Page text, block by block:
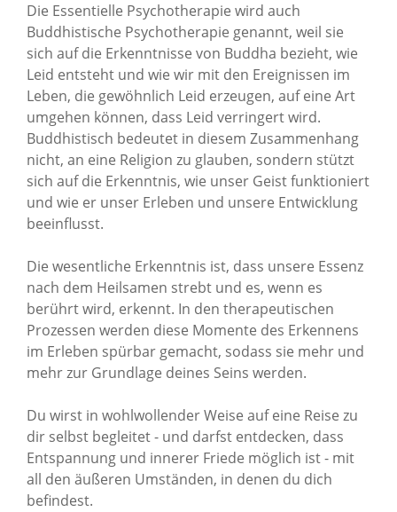
Die Essentielle Psychotherapie wird auch
Buddhistische Psychotherapie genannt, weil sie
sich auf die Erkenntnisse von Buddha bezieht, wie
Leid entsteht und wie wir mit den Ereignissen im
Leben, die gewöhnlich Leid erzeugen, auf eine Art
umgehen können, dass Leid verringert wird.
Buddhistisch bedeutet in diesem Zusammenhang
nicht, an eine Religion zu glauben, sondern stützt
sich auf die Erkenntnis, wie unser Geist funktioniert
und wie er unser Erleben und unsere Entwicklung
beeinflusst.
Die wesentliche Erkenntnis ist, dass unsere Essenz
nach dem Heilsamen strebt und es, wenn es
berührt wird, erkennt. In den therapeutischen
Prozessen werden diese Momente des Erkennens
im Erleben spürbar gemacht, sodass sie mehr und
mehr zur Grundlage deines Seins werden.
Du wirst in wohlwollender Weise auf eine Reise zu
dir selbst begleitet - und darfst entdecken, dass
Entspannung und innerer Friede möglich ist - mit
all den äußeren Umständen, in denen du dich
befindest.